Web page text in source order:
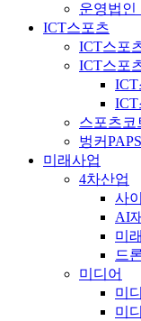
운영법인
ICT스포츠
ICT스포
ICT스포
ICT
ICT
스포츠코
벙커PAPS
미래사업
4차산업
사
AI
미
드
미디어
미
미